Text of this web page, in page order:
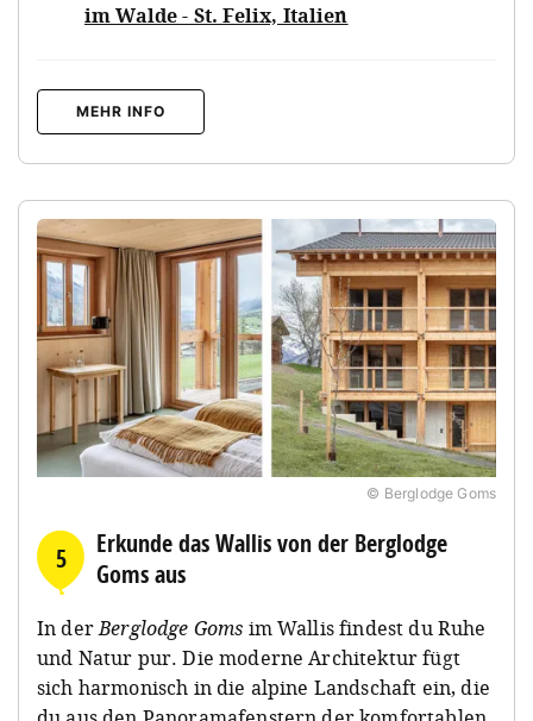
im Walde - St. Felix, Italien
MEHR INFO
© Berglodge Goms
5
Erkunde das Wallis von der Berglodge
Goms aus
In derBerglodge Goms im Wallis findest du Ruhe
und Natur pur. Die moderne Architektur fügt
sich harmonisch in die alpine Landschaft ein, die